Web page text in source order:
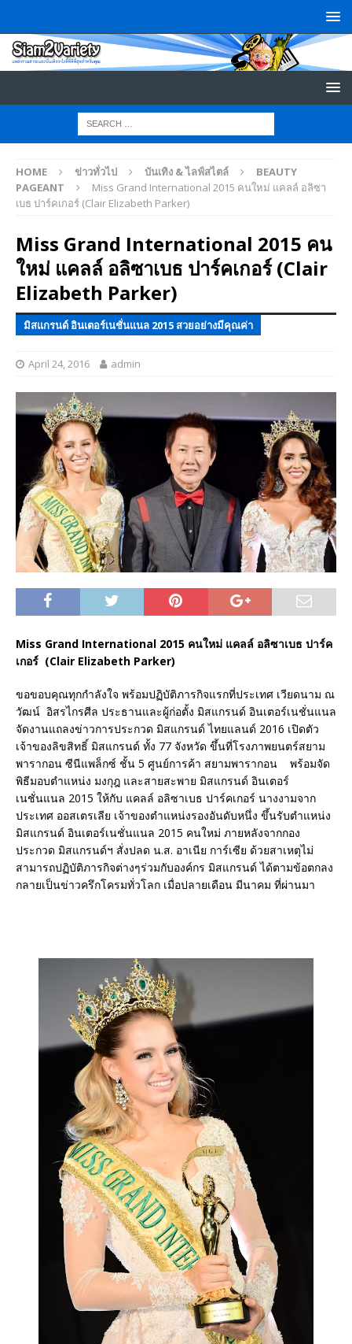
HOME ข่าวทั่วไป บันเทิง & ไลฟ์สไตล์
BEAUTY
PAGEANT
Miss Grand International 2015 คนใหม่ แคลล์ อลิซา
เบธ ปาร์คเกอร์ (Clair Elizabeth Parker)
Miss Grand International 2015 คน
ใหม่ แคลล์ อลิซาเบธ ปาร์คเกอร์ (Clair
Elizabeth Parker)
มิสแกรนด์ อินเตอร์เนชั่นแนล 2015 สวยอย่างมีคุณค่า
April 24, 2016 admin
Miss Grand International 2015 คนใหม่ แคลล์ อลิซาเบธ ปาร์ค
เกอร์ (Clair Elizabeth Parker)
ขอขอบคุณทุกกำลังใจ พร้อมปฏิบัติภารกิจแรกที่ประเทศ เวียดนาม ณ
วัฒน์ อิสรไกรศีล ประธานและผู้ก่อตั้ง มิสแกรนด์ อินเตอร์เนชั่นแนล
จัดงานแถลงข่าวการประกวด มิสแกรนด์ ไทยแลนด์ 2016 เปิดตัว
เจ้าของลิขสิทธิ์ มิสแกรนด์ ทั้ง 77 จังหวัด ขึ้นที่โรงภาพยนตร์สยาม
พารากอน ซีนีแพล็กซ์ ชั้น 5 ศูนย์การค้า สยามพารากอน พร้อมจัด
พิธีมอบตำแหน่ง มงกุฎ และสายสะพาย มิสแกรนด์ อินเตอร์
เนชั่นแนล 2015 ให้กับ แคลล์ อลิซาเบธ ปาร์คเกอร์ นางงามจาก
ประเทศ ออสเตรเลีย เจ้าของตำแหน่งรองอันดับหนึ่ง ขึ้นรับตำแหน่ง
มิสแกรนด์ อินเตอร์เนชั่นแนล 2015 คนใหม่ ภายหลังจากกอง
ประกวด มิสแกรนด์ฯ สั่งปลด น.ส. อาเนีย การ์เซีย ด้วยสาเหตุไม่
สามารถปฏิบัติภารกิจต่างๆร่วมกับองค์กร มิสแกรนด์ ได้ตามข้อตกลง
กลายเป็นข่าวครึกโครมทั่วโลก เมื่อปลายเดือน มีนาคม ที่ผ่านมา